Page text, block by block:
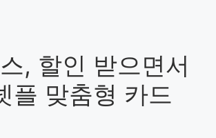
, 할인 받으면서
플 맞춤형 카드